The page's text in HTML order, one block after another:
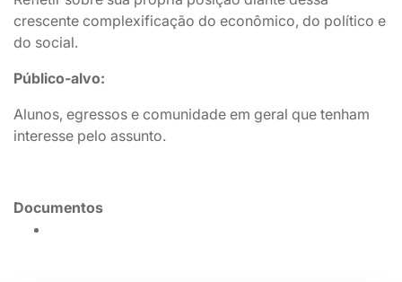
crescente complexificação do econômico, do político e
do social.
Público-alvo:
Alunos, egressos e comunidade em geral que tenham
interesse pelo assunto.
Documentos